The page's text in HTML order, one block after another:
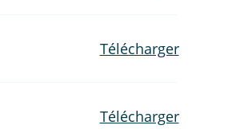
Télécharger
Télécharger